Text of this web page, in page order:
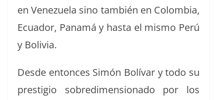
en Venezuela sino tam­bién en Colom­bia,
Ecuador, Panamá y has­ta el mis­mo Perú
y Bolivia.
Des­de entonces Simón Bolí­var y todo su
pres­ti­gio sobred­i­men­sion­a­do por los